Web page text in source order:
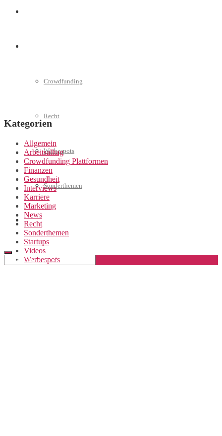
Crowdfunding
Recht
Werbespots
Sonderthemen
Geschäftskonto eröffnen
Kategorien
Allgemein
Arbeitsalltag
Crowdfunding Plattformen
Finanzen
Gesundheit
Interviews
Karriere
Marketing
News
Recht
Sonderthemen
Startups
Videos
Werbespots